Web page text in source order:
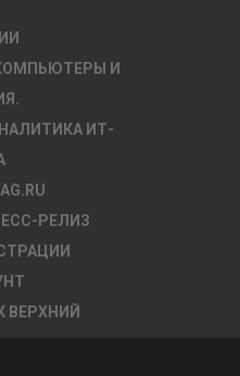
И
АНАЛИТИКА ИТ-
РЕЛИЗ
ВЕРХНИЙ